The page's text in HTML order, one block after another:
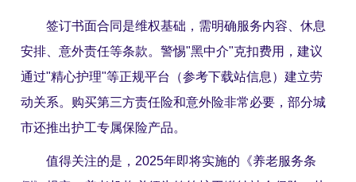
签订书面合同是维权基础，需明确服务内容、休息
安排、意外责任等条款。警惕"黑中介"克扣费用，建议
通过"精心护理"等正规平台（参考下载站信息）建立劳
动关系。购买第三方责任险和意外险非常必要，部分城
市还推出护工专属保险产品。
值得关注的是，2025年即将实施的《养老服务条